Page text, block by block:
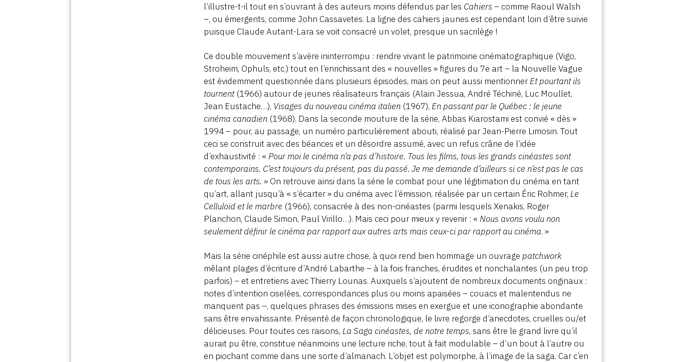
l’illustre-t-il tout en s’ouvrant à des auteurs moins défendus par les Cahiers – comme Raoul Walsh
–, ou émergents, comme John Cassavetes. La ligne des cahiers jaunes est cependant loin d’être suivie
puisque Claude Autant-Lara se voit consacré un volet, presque un sacrilège !
Ce double mouvement s’avère ininterrompu : rendre vivant le patrimoine cinématographique (Vigo,
Stroheim, Ophuls, etc.) tout en l’enrichissant des « nouvelles » figures du 7e art – la Nouvelle Vague
est évidemment questionnée dans plusieurs épisodes, mais on peut aussi mentionnerEt pourtant ils
tournent(1966) autour de jeunes réalisateurs français (Alain Jessua, André Téchiné, Luc Moullet,
Jean Eustache…), Visages du nouveau cinéma italien (1967),En passant par le Québec : le jeune
cinéma canadien (1968). Dans la seconde mouture de la série, Abbas Kiarostami est convié « dès »
1994 – pour, au passage, un numéro particulièrement abouti, réalisé par Jean-Pierre Limosin. Tout
ceci se construit avec des béances et un désordre assumé, avec un refus crâne de l’idée
d’exhaustivité : «Pour moi le cinéma n’a pas d’histoire. Tous les films, tous les grands cinéastes sont
contemporains. C’est toujours du présent, pas du passé. Je me demande d’ailleurs si ce n’est pas le cas
de tous les arts. » On retrouve ainsi dans la série le combat pour une légitimation du cinéma en tant
qu’art, allant jusqu’à « s’écarter » du cinéma avec l’émission, réalisée par un certain Éric Rohmer,Le
Celluloïd et le marbre (1966), consacrée à des non-cinéastes (parmi lesquels Xenakis, Roger
Planchon, Claude Simon, Paul Virillo…). Mais ceci pour mieux y revenir : «Nous avons voulu non
seulement définir le cinéma par rapport aux autres arts mais ceux-ci par rapport au cinéma. »
Mais la série cinéphile est aussi autre chose, à quoi rend bien hommage un ouvragepatchwork
mêlant plages d’écriture d’André Labarthe – à la fois franches, érudites et nonchalantes (un peu trop
parfois) – et entretiens avec Thierry Lounas. Auxquels s’ajoutent de nombreux documents originaux :
notes d’intention ciselées, correspondances plus ou moins apaisées – couacs et malentendus ne
manquent pas –, quelques phrases des émissions mises en exergue et une iconographie abondante
sans être envahissante. Présenté de façon chronologique, le livre regorge d’anecdotes, cruelles ou/et
délicieuses. Pour toutes ces raisons,La Saga cinéastes, de notre temps, sans être le grand livre qu’il
aurait pu être, constitue néanmoins une lecture riche, tout à fait modulable – d’un bout à l’autre ou
en piochant comme dans une sorte d’almanach. L’objet est polymorphe, à l’image de la saga. Car c’en